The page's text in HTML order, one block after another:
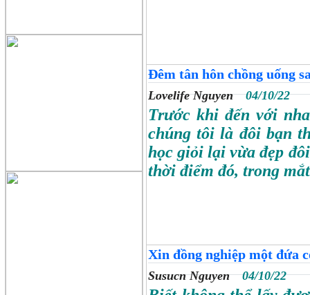
Đêm tân hôn chồng uống
Lovelife Nguyen 04/10/22
Trước khi đến với
chúng tôi là đôi bạn
học giỏi lại vừa đẹp
thời điểm đó, trong
Xin đồng nghiệp một đứa
Susucn Nguyen 04/10/22